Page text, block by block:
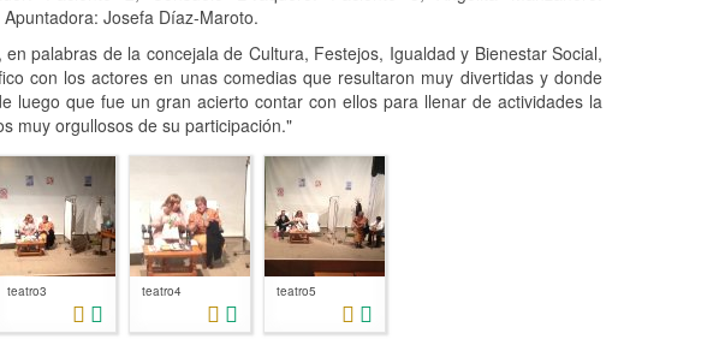
Josefa Díaz-Maroto.
palabras de la concejala de Cultura, Festejos, Igualdad y Bienestar Social,
con los actores en unas comedias que resultaron muy divertidas y donde
luego que fue un gran acierto contar con ellos para llenar de actividades la
muy orgullosos de su participación."
teatro3 teatro4 teatro5